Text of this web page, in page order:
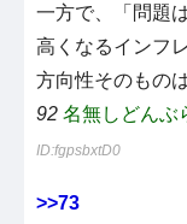
一方で、「問題
高くなるインフ
方向性そのもの
92 名無しどんぶ
ID:fgpsbxtD0
>>73